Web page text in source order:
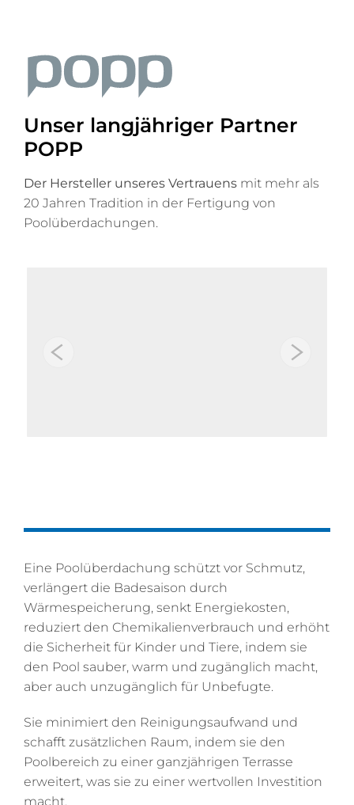
Unser langjähriger Partner
POPP
Der Hersteller unseres Vertrauensmit mehr als
20 Jahren Tradition in der Fertigung von
Poolüberdachungen.
Eine Poolüberdachung schützt vor Schmutz,
verlängert die Badesaison durch
Wärmespeicherung, senkt Energiekosten,
reduziert den Chemikalienverbrauch und erhöht
die Sicherheit für Kinder und Tiere, indem sie
den Pool sauber, warm und zugänglich macht,
aber auch unzugänglich für Unbefugte.
Sie minimiert den Reinigungsaufwand und
schafft zusätzlichen Raum, indem sie den
Poolbereich zu einer ganzjährigen Terrasse
erweitert, was sie zu einer wertvollen Investition
macht.